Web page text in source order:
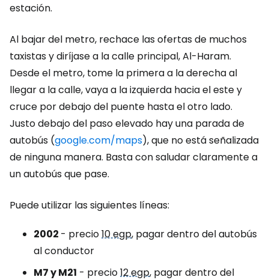
estación.
Al bajar del metro, rechace las ofertas de muchos
taxistas y diríjase a la calle principal, Al-Haram.
Desde el metro, tome la primera a la derecha al
llegar a la calle, vaya a la izquierda hacia el este y
cruce por debajo del puente hasta el otro lado.
Justo debajo del paso elevado hay una parada de
autobús (google.com/maps), que no está señalizada
de ninguna manera. Basta con saludar claramente a
un autobús que pase.
Puede utilizar las siguientes líneas:
2002 - precio10 egp, pagar dentro del autobús
al conductor
M7 y M21 - precio12 egp, pagar dentro del